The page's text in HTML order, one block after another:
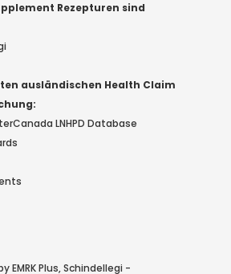
Rezepturen sind
ausländischen Health Claim
Canada LNHPD Database
EMRK Plus, Schindellegi -